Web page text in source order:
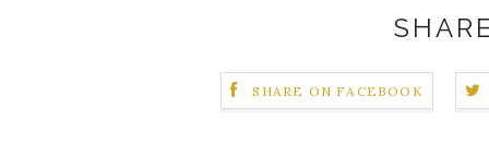
SHARE ON FACEBOOK